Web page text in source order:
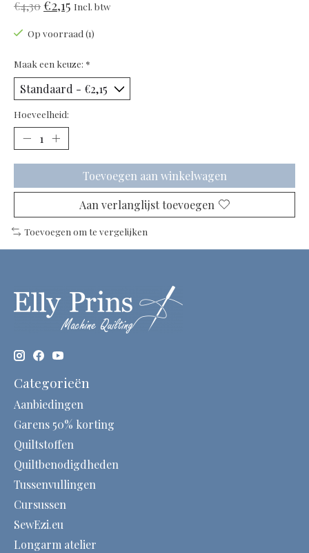
€4,30€2,15 Incl. btw
Op voorraad (1)
Maak een keuze: *
Hoeveelheid:
Toevoegen aan winkelwagen
Aan verlanglijst toevoegen
Toevoegen om te vergelijken
Categorieën
Aanbiedingen
Garens 50% korting
Quiltstoffen
Quiltbenodigdheden
Tussenvullingen
Cursussen
SewEzi.eu
Longarm atelier